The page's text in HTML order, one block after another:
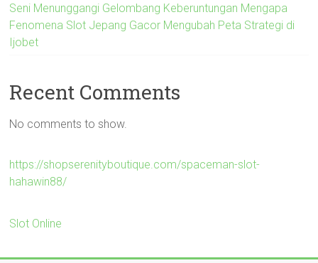
Seni Menunggangi Gelombang Keberuntungan Mengapa
Fenomena Slot Jepang Gacor Mengubah Peta Strategi di
Ijobet
Recent Comments
No comments to show.
https://shopserenityboutique.com/spaceman-slot-
hahawin88/
Slot Online